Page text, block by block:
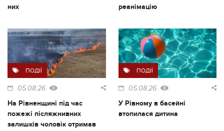
них
реанімацію
ПОДІЇ
05.08.26
На Рівненщині під час
пожежі післяжнивних
залишків чоловік отримав
ПОДІЇ
05.08.26
У Рівному в басейні
втопилася дитина